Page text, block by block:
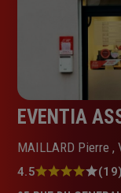
EVENTIA
MAILLARD Pierre ,
Note
4.5 (19)